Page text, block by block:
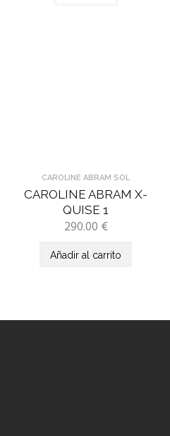
CAROLINE ABRAM SOL
CAROLINE ABRAM X-
QUISE 1
290.00 €
Añadir al carrito